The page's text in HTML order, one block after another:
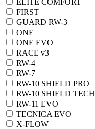
FIRST
GUARD RW-3
ONE
ONE EVO
RACE v3
RW-4
RW-7
RW-10 SHIELD PRO
RW-10 SHIELD TECH
RW-11 EVO
TECNICA EVO
X-FLOW